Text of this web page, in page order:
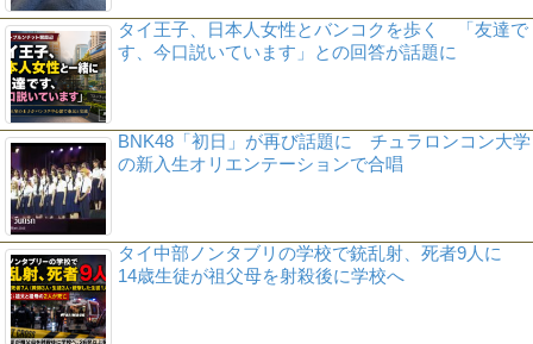
タイ王子、日本人女性とバンコクを歩く 「友達で
す、今口説いています」との回答が話題に
BNK48「初日」が再び話題に チュラロンコン大学
の新入生オリエンテーションで合唱
タイ中部ノンタブリの学校で銃乱射、死者9人に
14歳生徒が祖父母を射殺後に学校へ